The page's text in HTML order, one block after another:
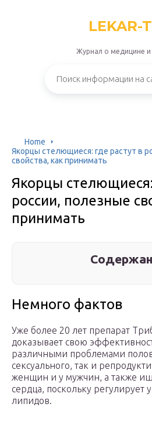
LEKAR-
Журнал о медицине и
Home
Якорцы стелющиеся: где растут в
свойства, как принимать
Якорцы стелющиеся:
россии, полезные
принимать
Немного фактов
Уже более 20 лет препарат
доказывает свою
различными проблемами
сексуального, так и
женщин и у мужчин, а также
сердца, поскольку регулирует
липидов.